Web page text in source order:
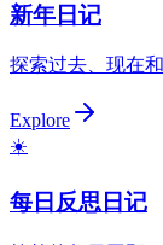
新年日记
探索过去、现在
Explore
☀️
每日反思日记